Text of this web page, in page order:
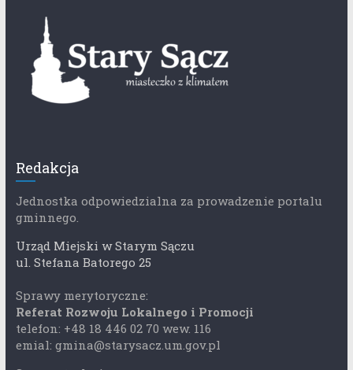
Redakcja
Jednostka odpowiedzialna za prowadzenie portalu
gminnego.
Urząd Miejski w Starym Sączu
ul. Stefana Batorego 25
Sprawy merytoryczne:
Referat Rozwoju Lokalnego i Promocji
telefon: +48 18 446 02 70 wew. 116
emial: gmina@starysacz.um.gov.pl